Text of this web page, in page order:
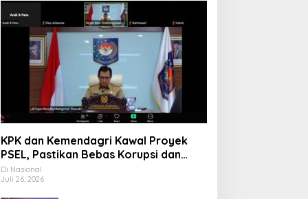
KPK dan Kemendagri Kawal Proyek
PSEL, Pastikan Bebas Korupsi dan
Gunakan Teknologi Ramah
Lingkungan
Di Nasional
Juli 26, 2026